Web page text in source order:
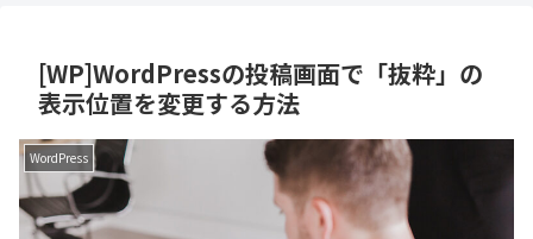
[WP]WordPressの投稿画面で「抜粋」の
表示位置を変更する方法
WordPress